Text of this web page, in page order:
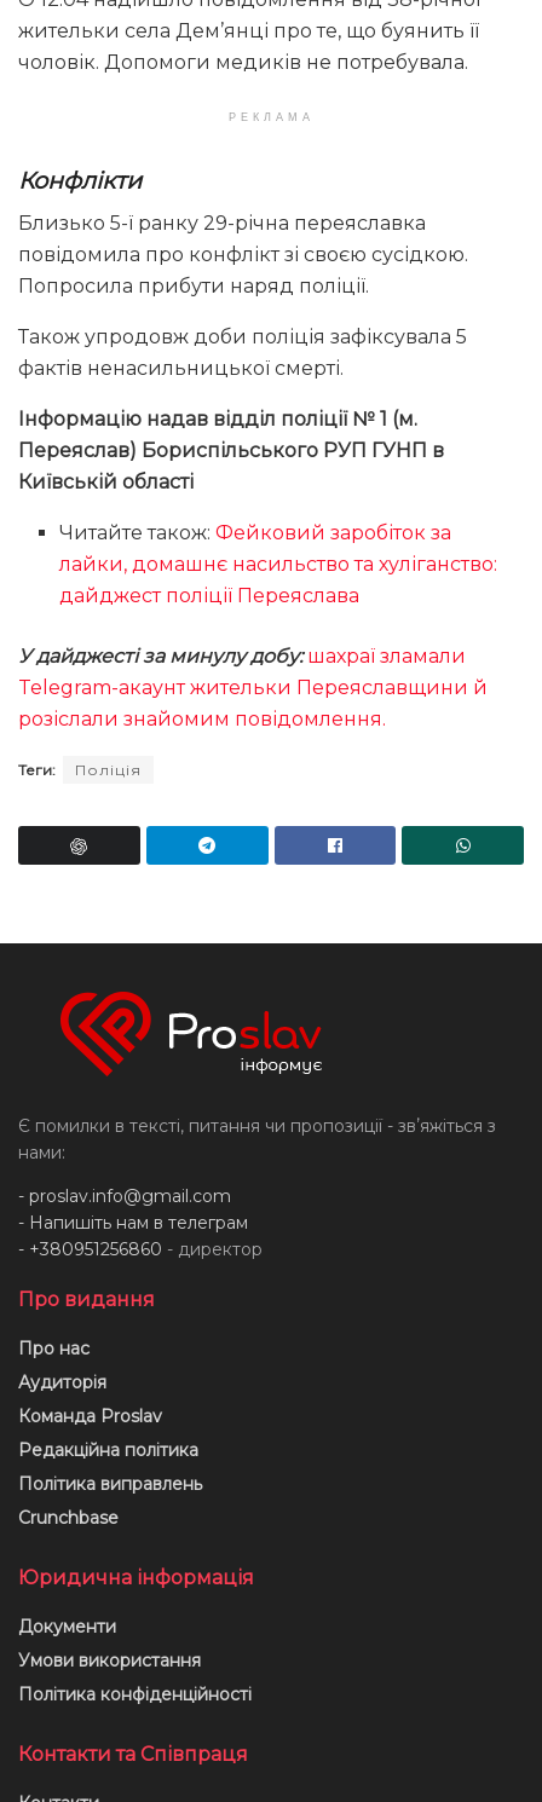
жительки села Дем’янці про те, що буянить її
чоловік. Допомоги медиків не потребувала.
РЕКЛАМА
Конфлікти
Близько 5-ї ранку 29-річна переяславка
повідомила про конфлікт зі своєю сусідкою.
Попросила прибути наряд поліції.
Також упродовж доби поліція зафіксувала 5
фактів ненасильницької смерті.
Інформацію надав відділ поліції № 1 (м.
Переяслав) Бориспільського РУП ГУНП в
Київській області
Читайте також:Фейковий заробіток за
лайки, домашнє насильство та хуліганство:
дайджест поліції Переяслава
У дайджесті за минулу добу: шахраї зламали
Telegram-акаунт жительки Переяславщини й
розіслали знайомим повідомлення.
Теги: Поліція
Є помилки в тексті, питання чи пропозиції - звʼяжіться з
нами:
- proslav.info@gmail.com
- Напишіть нам в телеграм
- +380951256860 - директор
Про видання
Про нас
Аудиторія
Команда Proslav
Редакційна політика
Політика виправлень
Crunchbase
Юридична інформація
Документи
Умови використання
Політика конфіденційності
Контакти та Співпраця